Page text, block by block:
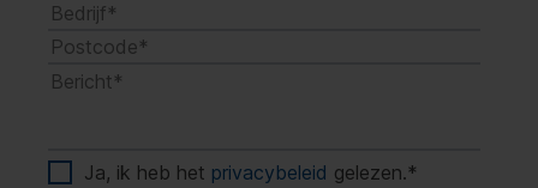
Ja, ik heb het privacybeleid gelezen.*